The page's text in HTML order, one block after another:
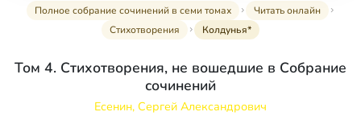
Полное собрание сочинений в семи томах
Читать онлайн
Стихотворения
Колдунья*
Том 4. Стихотворения, не вошедшие в Собрание
сочинений
Есенин, Сергей Александрович